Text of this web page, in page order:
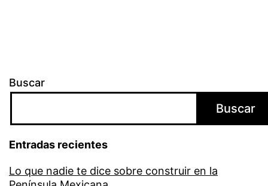
Buscar
Buscar
Entradas recientes
Lo que nadie te dice sobre construir en la